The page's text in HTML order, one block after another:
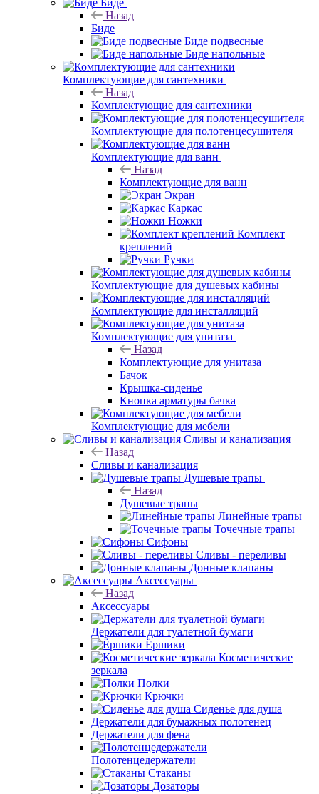
Биде
Назад
Биде
Биде подвесные
Биде напольные
Комплектующие для сантехники
Назад
Комплектующие для сантехники
Комплектующие для полотенцесушителя
Комплектующие для ванн
Назад
Комплектующие для ванн
Экран
Каркас
Ножки
Комплект
креплений
Ручки
Комплектующие для душевых кабины
Комплектующие для инсталляций
Комплектующие для унитаза
Назад
Комплектующие для унитаза
Бачок
Крышка-сиденье
Кнопка арматуры бачка
Комплектующие для мебели
Сливы и канализация
Назад
Сливы и канализация
Душевые трапы
Назад
Душевые трапы
Линейные трапы
Точечные трапы
Сифоны
Сливы - переливы
Донные клапаны
Аксессуары
Назад
Аксессуары
Держатели для туалетной бумаги
Ёршики
Косметические
зеркала
Полки
Крючки
Сиденье для душа
Держатели для бумажных полотенец
Держатели для фена
Полотенцедержатели
Стаканы
Дозаторы